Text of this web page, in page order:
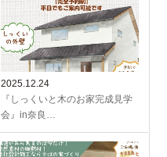
2025.12.24
『しっくいと木のお家完成見学
会』in奈良…